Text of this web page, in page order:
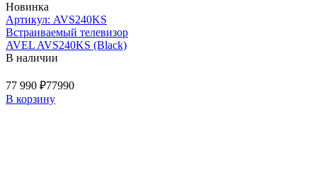
Новинка
Артикул: AVS240KS
Встраиваемый телевизор
AVEL AVS240KS (Black)
В наличии
77 990 ₽77990
В корзину